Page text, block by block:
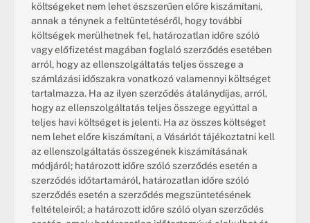
költségeket nem lehet észszerűen előre kiszámítani,
annak a ténynek a feltüntetéséről, hogy további
költségek merülhetnek fel, határozatlan időre szóló
vagy előfizetést magában foglaló szerződés esetében
arról, hogy az ellenszolgáltatás teljes összege a
számlázási időszakra vonatkozó valamennyi költséget
tartalmazza. Ha az ilyen szerződés átalánydíjas, arról,
hogy az ellenszolgáltatás teljes összege egyúttal a
teljes havi költséget is jelenti. Ha az összes költséget
nem lehet előre kiszámítani, a Vásárlót tájékoztatni kell
az ellenszolgáltatás összegének kiszámításának
módjáról; határozott időre szóló szerződés esetén a
szerződés időtartamáról, határozatlan időre szóló
szerződés esetén a szerződés megszüntetésének
feltételeiről; a határozott időre szóló olyan szerződés